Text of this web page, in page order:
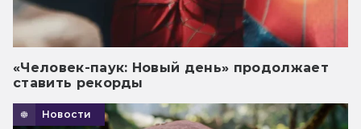
«Человек-паук: Новый день» продолжает
ставить рекорды
Новости